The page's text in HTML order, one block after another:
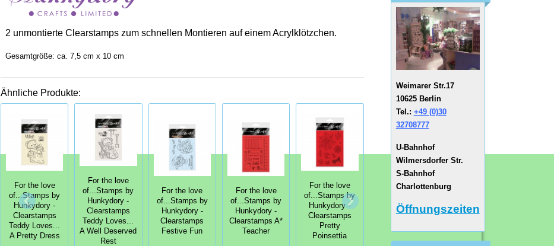
2 unmontierte Clearstamps zum schnellen Montieren auf einem Acrylklötzchen.
Gesamtgröße: ca. 7,5 cm x 10 cm
Ähnliche Produkte:
For the love
of...Stamps by
Hunkydory -
Clearstamps
Teddy Loves...
A Pretty Dress
For the love
of...Stamps by
Hunkydory -
Clearstamps
Teddy Loves...
A Well Deserved
Rest
For the love
of...Stamps by
Hunkydory -
Clearstamps
Festive Fun
For the love
of...Stamps by
Hunkydory -
Clearstamps A*
Teacher
For the love
of...Stamps by
Hunkydory -
Clearstamps
Pretty
Poinsettia
For the love
Hunkydory -
Clearstamps
Hunkydory -
Old Friends
Weimarer Str.17
10625 Berlin
Tel.: +49 (0)30
32708777
U-Bahnhof
Wilmersdorfer Str.
S-Bahnhof
Charlottenburg
Öffnungszeiten